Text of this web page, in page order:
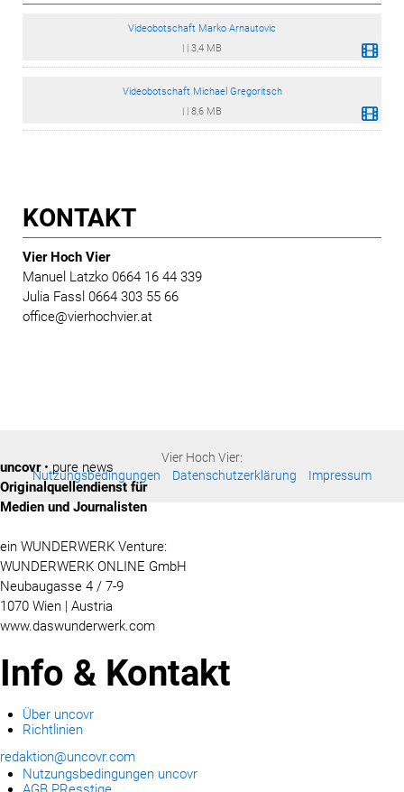
Videobotschaft Marko Arnautovic
| | 3,4 MB
Videobotschaft Michael Gregoritsch
| | 8,6 MB
KONTAKT
Vier Hoch Vier
Manuel Latzko 0664 16 44 339
Julia Fassl 0664 303 55 66
office@vierhochvier.at
Vier Hoch Vier:
Nutzungsbedingungen
Datenschutzerklärung Impressum
uncovr• pure news
Originalquellendienst für
Medien und Journalisten
ein WUNDERWERK Venture:
WUNDERWERK ONLINE GmbH
Neubaugasse 4 / 7-9
1070 Wien | Austria
www.daswunderwerk.com
Info & Kontakt
Über uncovr
Richtlinien
redaktion@uncovr.com
Nutzungsbedingungen uncovr